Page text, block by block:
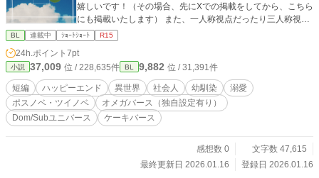
嬉しいです！（その場合、先にXでの掲載をしてから、こちら
にも掲載いたします） また、一人称視点だったり三人称視点
だったり色々あります。 基本的に全年齢向けのみのお話にな
りますので悪しからず。 一応R15のレーティングをつけてお
ります。 特殊要素としては、オメガバ・ドムサブ・ケーキバ
ースなどの要素があります。 お暇な時にでもサクッと読んで
いただけたら幸いです♡ Xでの掲載がまた溜まったらこちら
も随時更新していきます。
BL 連載中 ｼｮｰﾄｼｮｰﾄ R15
24h.ポイント 7pt
小説 37,009 位 / 228,635件 BL 9,882 位 / 31,391件
短編 ハッピーエンド 異世界 社会人 幼馴染
溺愛
ポスノベ・ツイノベ
オメガバース（独自設定有り）
Dom/Subユニバース
ケーキバース
感想数 0
文字数 47,615
最終更新日 2026.01.16
登録日 2026.01.16